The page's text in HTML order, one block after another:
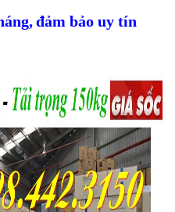
đảm bảo uy tín